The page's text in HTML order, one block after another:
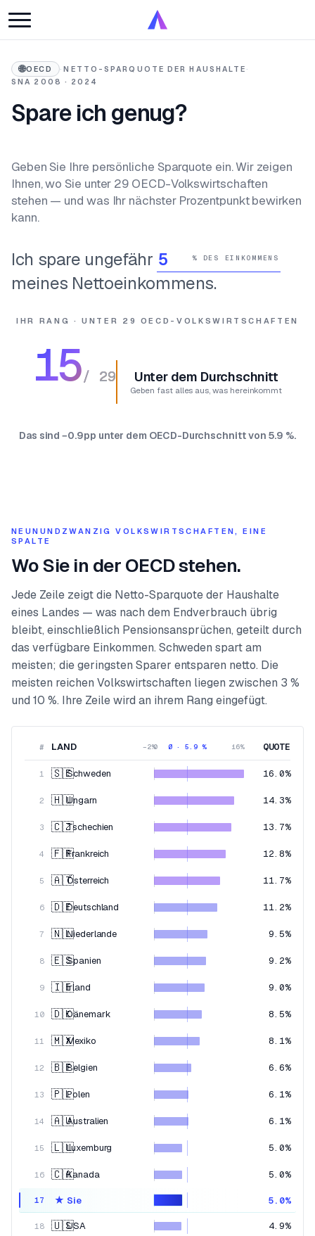
🌐OECD ·NETTO-SPARQUOTE DER HAUSHALTE ·
SNA 2008 · 2024
Spare ich genug?
Geben Sie Ihre persönliche Sparquote ein. Wir zeigen
Ihnen, wo Sie unter 29 OECD-Volkswirtschaften
stehen — und was Ihr nächster Prozentpunkt bewirken
kann.
Ich spare ungefähr % DES EINKOMMENS
meines Nettoeinkommens.
IHR RANG · UNTER 29 OECD-VOLKSWIRTSCHAFTEN
15/ 29 Unter dem Durchschnitt
Geben fast alles aus, was hereinkommt
Das sind −0.9pp unter dem OECD-Durchschnitt von 5.9 %.
NEUNUNDZWANZIG VOLKSWIRTSCHAFTEN, EINE
SPALTE
Wo Sie in der OECD stehen.
Jede Zeile zeigt die Netto-Sparquote der Haushalte
eines Landes — was nach dem Endverbrauch übrig
bleibt, einschließlich Pensionsansprüchen, geteilt durch
das verfügbare Einkommen. Schweden spart am
meisten; die geringsten Sparer entsparen netto. Die
meisten reichen Volkswirtschaften liegen zwischen 3 %
und 10 %. Ihre Zeile wird an ihrem Rang eingefügt.
# LAND −2%0 Ø · 5.9 % 16% QUOTE
1 🇸🇪Schweden 16.0%
2 🇭🇺Ungarn 14.3%
3 🇨🇿Tschechien 13.7%
4 🇫🇷Frankreich 12.8%
5 🇦🇹Österreich 11.7%
6 🇩🇪Deutschland 11.2%
7 🇳🇱Niederlande 9.5%
8 🇪🇸Spanien 9.2%
9 🇮🇪Irland 9.0%
10 🇩🇰Dänemark 8.5%
11 🇲🇽Mexiko 8.1%
12 🇧🇪Belgien 6.6%
13 🇵🇱Polen 6.1%
14 🇦🇺Australien 6.1%
15 🇱🇺Luxemburg 5.0%
16 🇨🇦Kanada 5.0%
17 ★ Sie 5.0%
18 🇺🇸USA 4.9%